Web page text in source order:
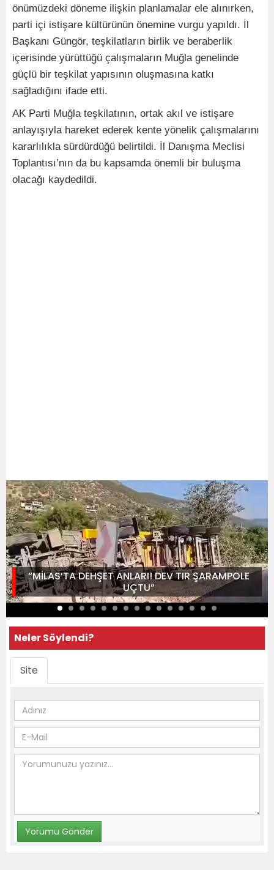
önümüzdeki döneme ilişkin planlamalar ele alınırken,
parti içi istişare kültürünün önemine vurgu yapıldı. İl
Başkanı Güngör, teşkilatların birlik ve beraberlik
içerisinde yürüttüğü çalışmaların Muğla genelinde
güçlü bir teşkilat yapısının oluşmasına katkı
sağladığını ifade etti.
AK Parti Muğla teşkilatının, ortak akıl ve istişare
anlayışıyla hareket ederek kente yönelik çalışmalarını
kararlılıkla sürdürdüğü belirtildi. İl Danışma Meclisi
Toplantısı’nın da bu kapsamda önemli bir buluşma
olacağı kaydedildi.
“MİLAS’TA DEHŞET ANLARI! DEV TIR ŞARAMPOLE
UÇTU”
Neler Söylendi?
Site